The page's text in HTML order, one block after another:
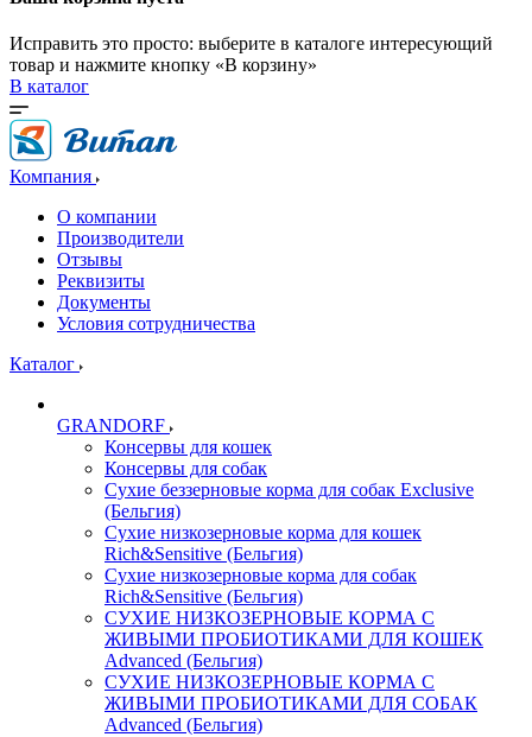
Исправить это просто: выберите в каталоге интересующий
товар и нажмите кнопку «В корзину»
В каталог
Компания
О компании
Производители
Отзывы
Реквизиты
Документы
Условия сотрудничества
Каталог
GRANDORF
Консервы для кошек
Консервы для собак
Сухие беззерновые корма для собак Exclusive
(Бельгия)
Сухие низкозерновые корма для кошек
Rich&Sensitive (Бельгия)
Сухие низкозерновые корма для собак
Rich&Sensitive (Бельгия)
СУХИЕ НИЗКОЗЕРНОВЫЕ КОРМА С
ЖИВЫМИ ПРОБИОТИКАМИ ДЛЯ КОШЕК
Advanced (Бельгия)
СУХИЕ НИЗКОЗЕРНОВЫЕ КОРМА С
ЖИВЫМИ ПРОБИОТИКАМИ ДЛЯ СОБАК
Advanced (Бельгия)